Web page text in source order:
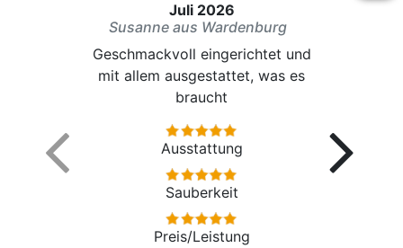
Juli 2026
Susanne aus Wardenburg
Geschmackvoll eingerichtet und
mit allem ausgestattet, was es
braucht
Ausstattung
Sauberkeit
Preis/Leistung